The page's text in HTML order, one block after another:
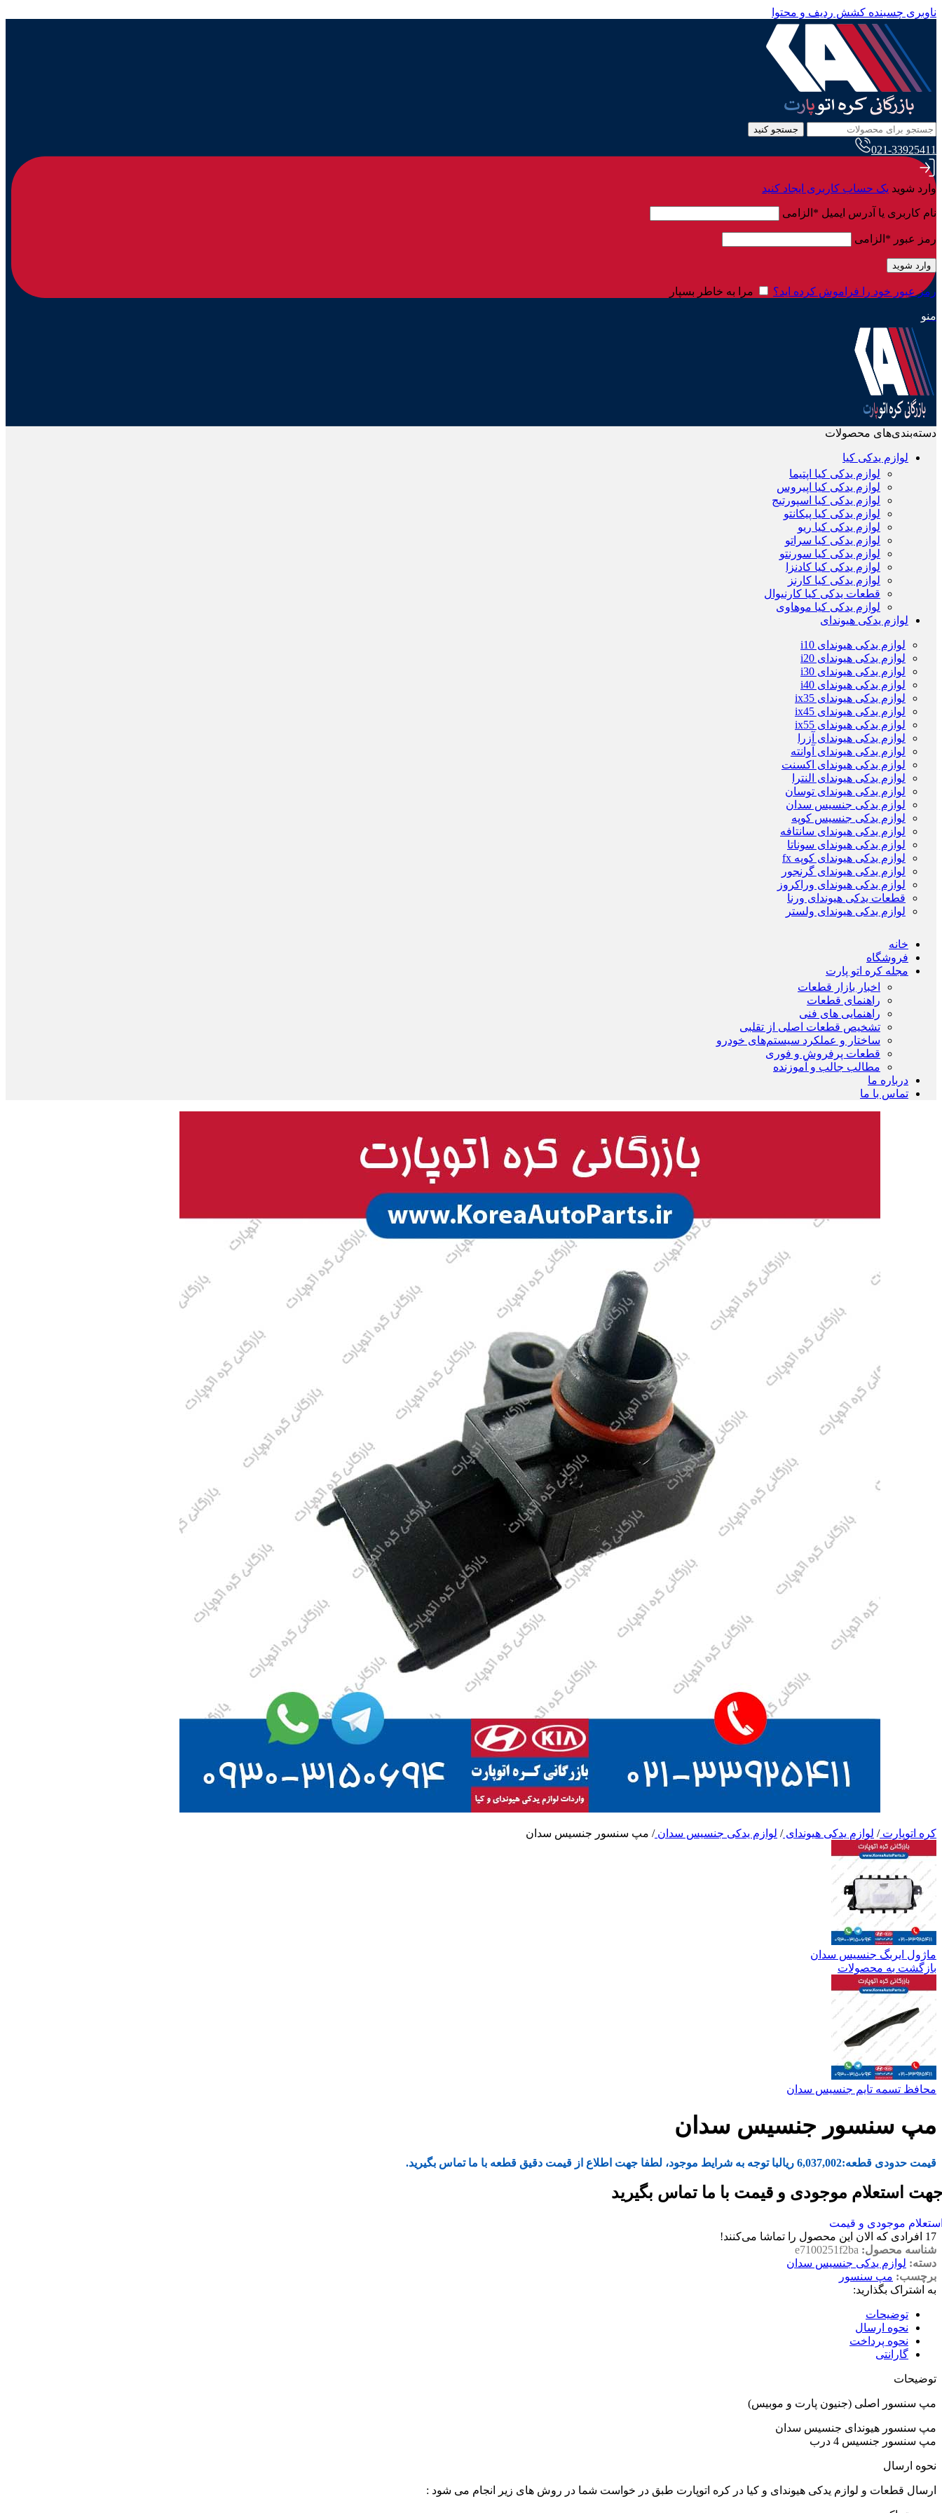
ناوبری چسبنده کشش ردیف و محتوا
جستجو کنید
021-33925411
وارد شوید یک حساب کاربری ایجاد کنید
نام کاربری یا آدرس ایمیل * الزامی
رمز عبور * الزامی
وارد شوید
رمز عبور خود را فراموش کرده اید؟ مرا به خاطر بسپار
منو
دسته‌بندی‌های محصولات
لوازم یدکی کیا
لوازم یدکی کیا اپتیما
لوازم یدکی کیا اپیروس
لوازم یدکی کیا اسپورتیج
لوازم یدکی کیا پیکانتو
لوازم یدکی کیا ریو
لوازم یدکی کیا سراتو
لوازم یدکی کیا سورنتو
لوازم یدکی کیا کادنزا
لوازم یدکی کیا کارنز
قطعات یدکی کیا کارنیوال
لوازم یدکی کیا موهاوی
لوازم یدکی هیوندای
لوازم یدکی هیوندای i10
لوازم یدکی هیوندای i20
لوازم یدکی هیوندای i30
لوازم یدکی هیوندای i40
لوازم یدکی هیوندای ix35
لوازم یدکی هیوندای ix45
لوازم یدکی هیوندای ix55
لوازم یدکی هیوندای آزرا
لوازم یدکی هیوندای آوانته
لوازم یدکی هیوندای اکسنت
لوازم یدکی هیوندای النترا
لوازم یدکی هیوندای توسان
لوازم یدکی جنسیس سدان
لوازم یدکی جنسیس کوپه
لوازم یدکی هیوندای سانتافه
لوازم یدکی هیوندای سوناتا
لوازم یدکی هیوندای کوپه fx
لوازم یدکی هیوندای گرنجور
لوازم یدکی هیوندای وراکروز
قطعات یدکی هیوندای ورنا
لوازم یدکی هیوندای ولستر
خانه
فروشگاه
مجله کره اتو پارت
اخبار بازار قطعات
راهنمای قطعات
راهنمایی های فنی
تشخیص قطعات اصلی از تقلبی
ساختار و عملکرد سیستم‌های خودرو
قطعات پرفروش و فوری
مطالب جالب و آموزنده
درباره ما
تماس با ما
کره اتوپارت/ لوازم یدکی هیوندای/ لوازم یدکی جنسیس سدان/ مپ سنسور جنسیس سدان
ماژول ایربگ جنسیس سدان
بازگشت به محصولات
محافظ تسمه تایم جنسیس سدان
مپ سنسور جنسیس سدان
قیمت حدودی قطعه:6,037,002 ریالبا توجه به شرایط موجود، لطفا جهت اطلاع از قیمت دقیق قطعه با ما تماس بگیرید.
استعلام موجودی و قیمت با ما تماس بگیرید
موجودی و قیمت
17 افرادی که الان این محصول را تماشا می‌کنند!
شناسه محصول: e7100251f2ba
دسته: لوازم یدکی جنسیس سدان
برچسب: مپ سنسور
به اشتراک بگذارید:
توضیحات
نحوه ارسال
نحوه پرداخت
گارانتی
توضیحات
مپ سنسور اصلی (جنیون پارت و موبیس)
مپ سنسور هیوندای جنسیس سدان
مپ سنسور جنسیس 4 درب
نحوه ارسال
ارسال قطعات و لوازم یدکی هیوندای و کیا در کره اتوپارت طبق در خواست شما در روش های زیر انجام می شود :